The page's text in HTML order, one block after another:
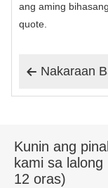
ang aming
quote.
 Nakaraan
Kunin ang
kami sa
12 oras)